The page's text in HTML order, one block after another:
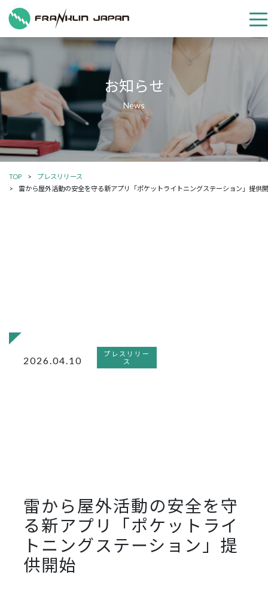
お知らせ
TOP
プレスリリース
雷から屋外活動の安全を守る新アプリ「ポケットライトニングステーション」提供
2026.04.10
プレスリリー
ス
雷から屋外活動の安全を守
る新アプリ「ポケットライ
トニングステーション」提
供開始